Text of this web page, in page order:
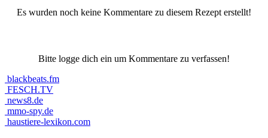
Es wurden noch keine Kommentare zu diesem Rezept erstellt!
Bitte logge dich ein um Kommentare zu verfassen!
blackbeats.fm
FESCH.TV
news8.de
mmo-spy.de
haustiere-lexikon.com